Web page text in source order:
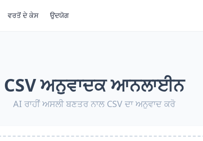
ਵਰਤੋਂ ਦੇ ਕੇਸ ਉਦਯੋਗ
CSV ਅਨੁਵਾਦਕ ਆਨਲਾਈਨ
AI ਰਾਹੀਂ ਅਸਲੀ ਬਣਤਰ ਨਾਲ CSV ਦਾ ਅਨੁਵਾਦ ਕਰੋ